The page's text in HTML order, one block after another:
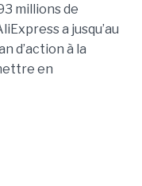
millions de
a jusqu’au
d’action à la
en